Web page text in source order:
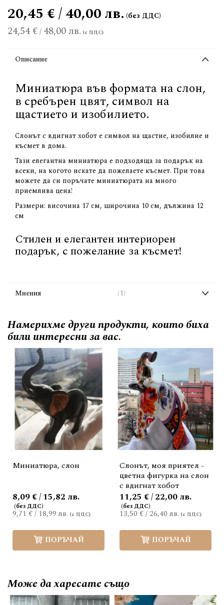
24,54 €/ 48,00 лв.
20,45 € / 40,00 лв.
Описание
Миниатюра във формата на слон,
в сребърен цвят, символ на
щастието и изобилието.
Слонът с вдигнат хобот е символ на щастие, изобилие и
късмет в дома.
Тази елегантна миниатюра е подходяща за подарък на
всеки, на когото искате да пожелаете късмет. При това
можете да си поръчате миниатюрата на много
приемлива цена!
Размери: височина 17 см, широчина 10 см, дължина 12
см
Стилен и елегантен интериорен
подарък, с пожелание за късмет!
Мнения 1
Намерихме други продукти, които биха
били интересни за вас.
Миниатюра, слон
9,71 €/ 18,99 лв.
8,09 € / 15,82 лв.
ПОРЪЧАЙ
Слонът, моя приятел -
цветна фигурка на слон
с вдигнат хобот
13,50 €/26,40 лв.
11,25 € / 22,00 лв.
ПОРЪЧАЙ
Може дахаресате също